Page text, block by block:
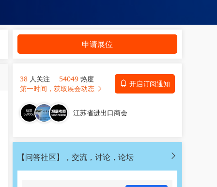
申请展位
38 人关注 54049 热度
开启订阅通知
第一时间，获取展会动态
江苏省进出口商会
【问答社区】，交流，讨论，论坛